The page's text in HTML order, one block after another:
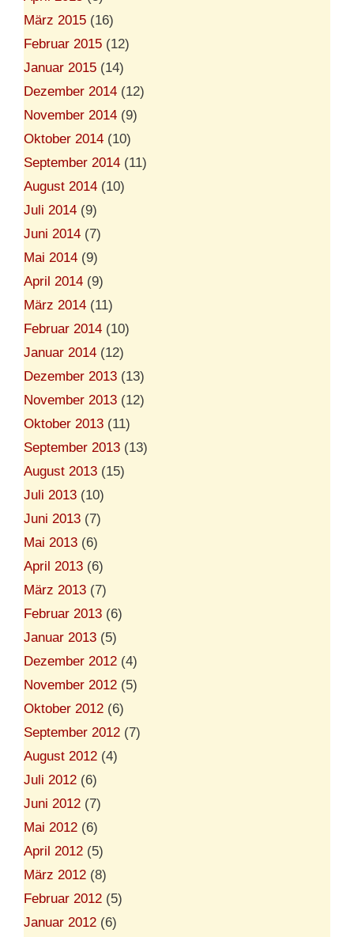
März 2015 (16)
Februar 2015 (12)
Januar 2015 (14)
Dezember 2014 (12)
November 2014 (9)
Oktober 2014 (10)
September 2014 (11)
August 2014 (10)
Juli 2014 (9)
Juni 2014 (7)
Mai 2014 (9)
April 2014 (9)
März 2014 (11)
Februar 2014 (10)
Januar 2014 (12)
Dezember 2013 (13)
November 2013 (12)
Oktober 2013 (11)
September 2013 (13)
August 2013 (15)
Juli 2013 (10)
Juni 2013 (7)
Mai 2013 (6)
April 2013 (6)
März 2013 (7)
Februar 2013 (6)
Januar 2013 (5)
Dezember 2012 (4)
November 2012 (5)
Oktober 2012 (6)
September 2012 (7)
August 2012 (4)
Juli 2012 (6)
Juni 2012 (7)
Mai 2012 (6)
April 2012 (5)
März 2012 (8)
Februar 2012 (5)
Januar 2012 (6)